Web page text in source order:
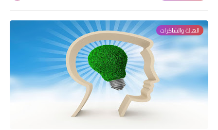
الهالة والشاكرات